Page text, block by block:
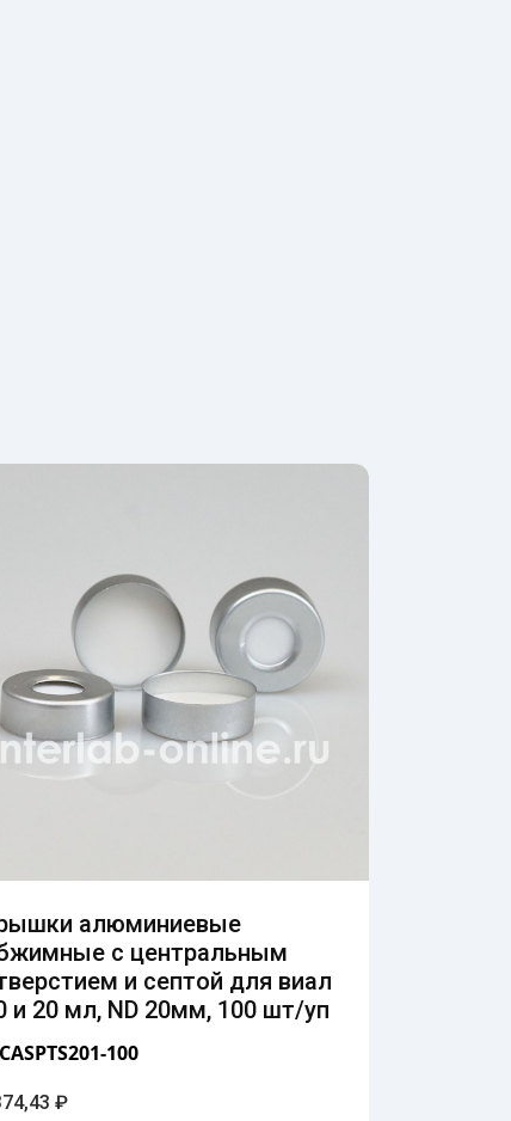
алюминиевые
с центральным
и септой для виал
и 20 мл, ND 20мм, 100 шт/уп
100
₽